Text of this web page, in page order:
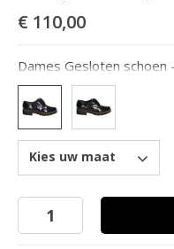
€ 110,00
Dames Gesloten schoen
Kies uw maat